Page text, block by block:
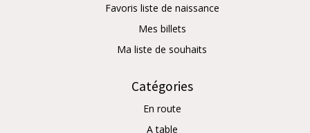
Favoris liste de naissance
Mes billets
Ma liste de souhaits
Catégories
En route
A table